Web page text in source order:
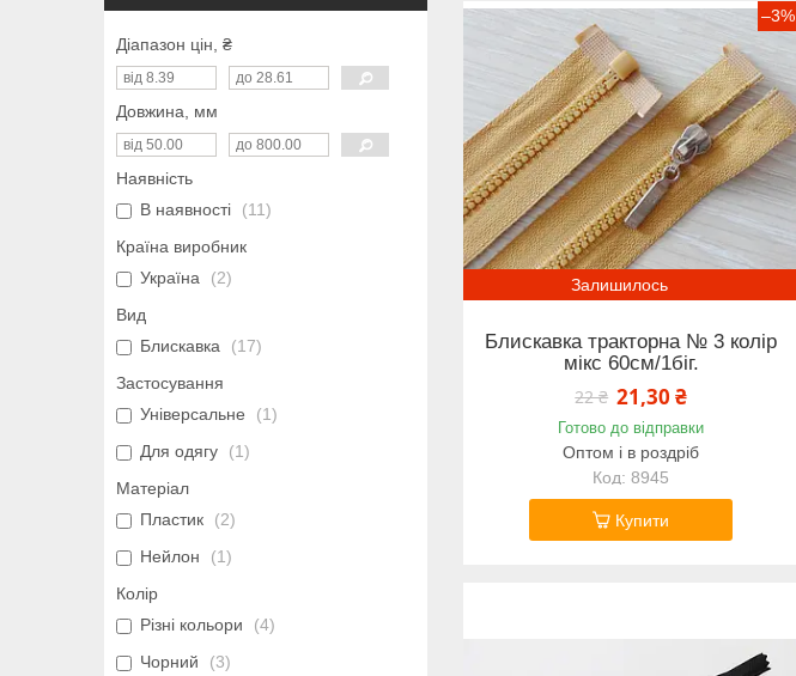
–3%
Залишилось
Блискавка тракторна № 3 колір
мікс 60см/1біг.
22 ₴ 21,30 ₴
Готово до відправки
Оптом і в роздріб
8945
Купити
Діапазон цін, ₴
Довжина, мм
Наявність
В наявності
11
Країна виробник
Україна
2
Вид
Блискавка
17
Застосування
Універсальне
1
Для одягу
1
Матеріал
Пластик
2
Нейлон
1
Колір
Різні кольори
4
Чорний
3